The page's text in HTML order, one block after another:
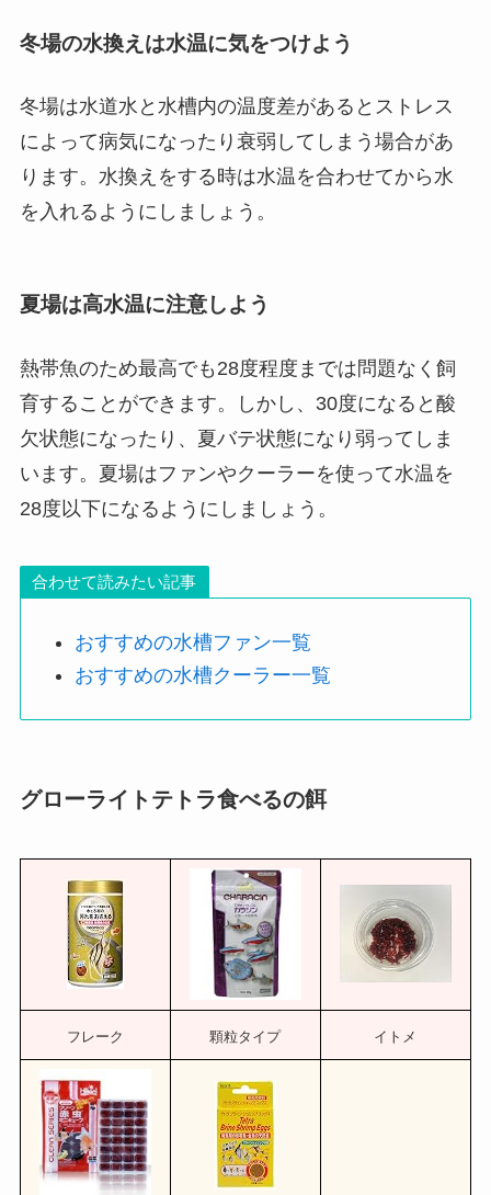
冬場の水換えは水温に気をつけよう
冬場は水道水と水槽内の温度差があるとストレス
によって病気になったり衰弱してしまう場合があ
ります。水換えをする時は水温を合わせてから水
を入れるようにしましょう。
夏場は高水温に注意しよう
熱帯魚のため最高でも28度程度までは問題なく飼
育することができます。しかし、30度になると酸
欠状態になったり、夏バテ状態になり弱ってしま
います。夏場はファンやクーラーを使って水温を
28度以下になるようにしましょう。
合わせて読みたい記事
おすすめの水槽ファン一覧
おすすめの水槽クーラー一覧
グローライトテトラ食べるの餌
フレーク 顆粒タイプ イトメ